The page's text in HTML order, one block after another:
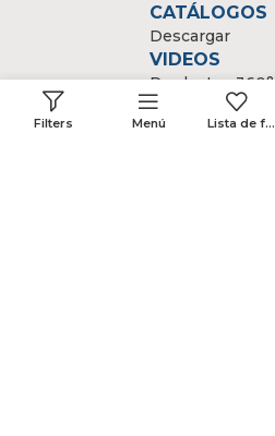
CATÁLOGOS
Descargar
VIDEOS
Productos 360°
Funcionamiento
Filters Menú Lista de favoritos